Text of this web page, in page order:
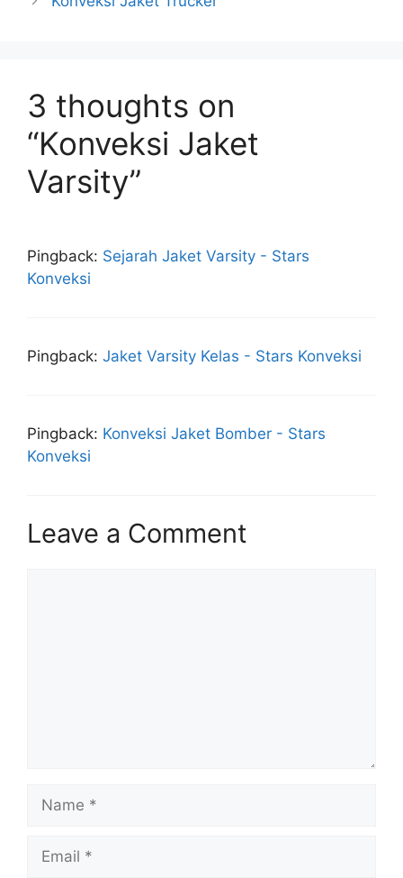
3 thoughts on
“Konveksi Jaket
Varsity”
Pingback: Sejarah Jaket Varsity - Stars
Konveksi
Pingback: Jaket Varsity Kelas - Stars Konveksi
Pingback: Konveksi Jaket Bomber - Stars
Konveksi
Leave a Comment